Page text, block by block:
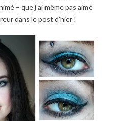
– que j’ai même pas aimé
dans le post d’hier !